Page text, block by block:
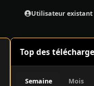
Utilisateur existant
Top des
Semaine Mois